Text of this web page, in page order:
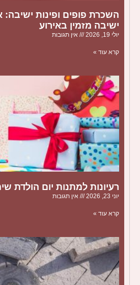
השכרת פופים ופינות ישיבה:
ישיבה מזמין באירוע
יולי 19, 2026 אין תגובות
קרא עוד »
רעיונות למתנות יום הולדת
יוני 23, 2026 אין תגובות
קרא עוד »